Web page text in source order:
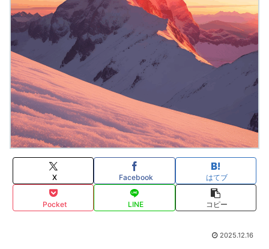
X Facebook はてブ
Pocket LINE コピー
2025.12.16